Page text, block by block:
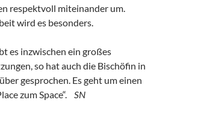
respektvoll miteinander um.
wird es besonders.
es inzwischen ein großes
so hat auch die Bischöfin in
gesprochen. Es geht um einen
zum Space“. SN